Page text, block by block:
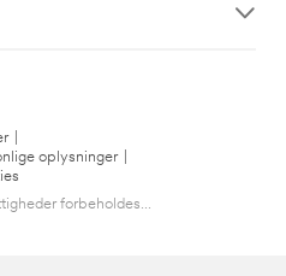
oplysninger
forbeholdes...